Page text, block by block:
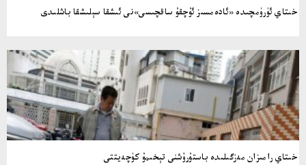
خىتاي ئۈرۈمچىدە «ئادەمسىز ئۇچقۇ ساقچىسى»نى ئىشقا سېلىشقا باشلىدى
خىتاي رامىزان مەزگىلىدە باستۇرۇشنى تېخىمۇ كۈچەيتتى